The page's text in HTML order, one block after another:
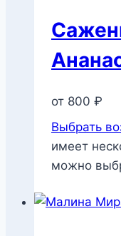
от 800 ₽
Выбрать
имеет
можно